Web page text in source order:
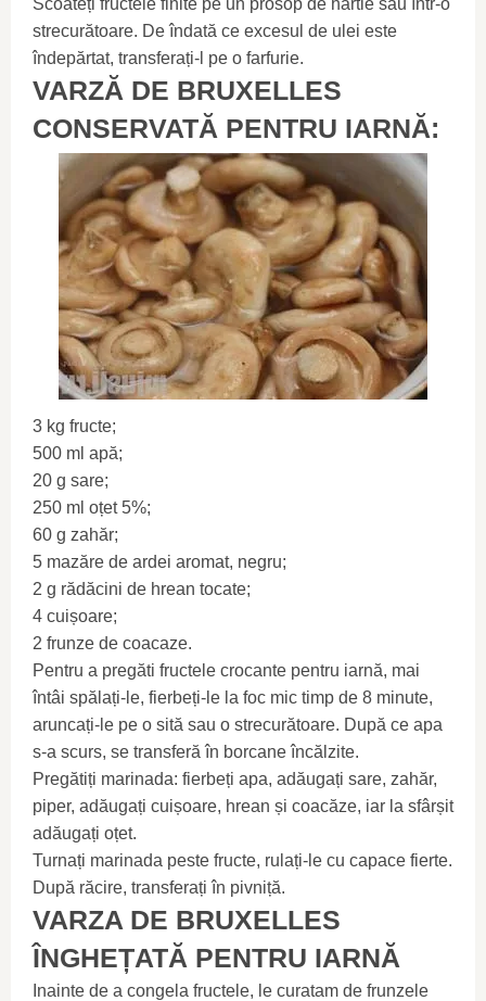
Scoateți fructele finite pe un prosop de hârtie sau într-o
strecurătoare. De îndată ce excesul de ulei este
îndepărtat, transferați-l pe o farfurie.
VARZĂ DE BRUXELLES
CONSERVATĂ PENTRU IARNĂ:
3 kg fructe;
500 ml apă;
20 g sare;
250 ml oțet 5%;
60 g zahăr;
5 mazăre de ardei aromat, negru;
2 g rădăcini de hrean tocate;
4 cuișoare;
2 frunze de coacaze.
Pentru a pregăti fructele crocante pentru iarnă, mai
întâi spălați-le, fierbeți-le la foc mic timp de 8 minute,
aruncați-le pe o sită sau o strecurătoare. După ce apa
s-a scurs, se transferă în borcane încălzite.
Pregătiți marinada: fierbeți apa, adăugați sare, zahăr,
piper, adăugați cuișoare, hrean și coacăze, iar la sfârșit
adăugați oțet.
Turnați marinada peste fructe, rulați-le cu capace fierte.
După răcire, transferați în pivniță.
VARZA DE BRUXELLES
ÎNGHEȚATĂ PENTRU IARNĂ
Inainte de a congela fructele, le curatam de frunzele